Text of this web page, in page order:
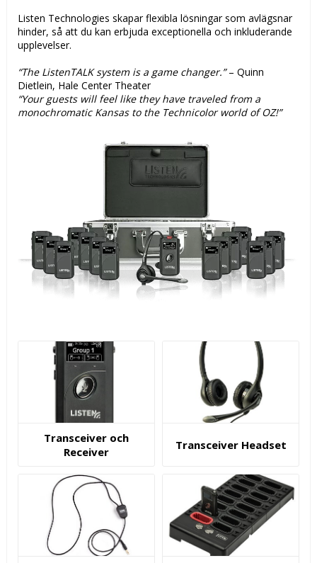
Listen Technologies skapar flexibla lösningar som avlägsnar
hinder, så att du kan erbjuda exceptionella och inkluderande
upplevelser.
“The ListenTALK system is a game changer.”– Quinn
Dietlein, Hale Center Theater
“Your guests will feel like they have traveled from a
monochromatic Kansas to the Technicolor world of OZ!”
Transceiver och
Receiver
Transceiver Headset